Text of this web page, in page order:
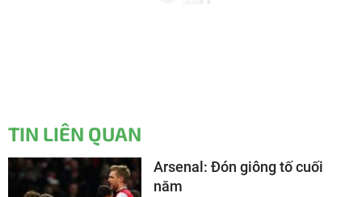
TIN LIÊN QUAN
Arsenal: Đón giông tố cuối
năm